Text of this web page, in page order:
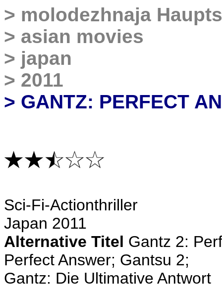
> molodezhnaja
> asian movies
> japan
> 2011
> GANTZ: PERFECT
Sci-Fi-Actionthriller
Japan 2011
Alternative Titel Gantz 2:
Perfect Answer; Gantsu 2;
Gantz: Die Ultimative Antwort